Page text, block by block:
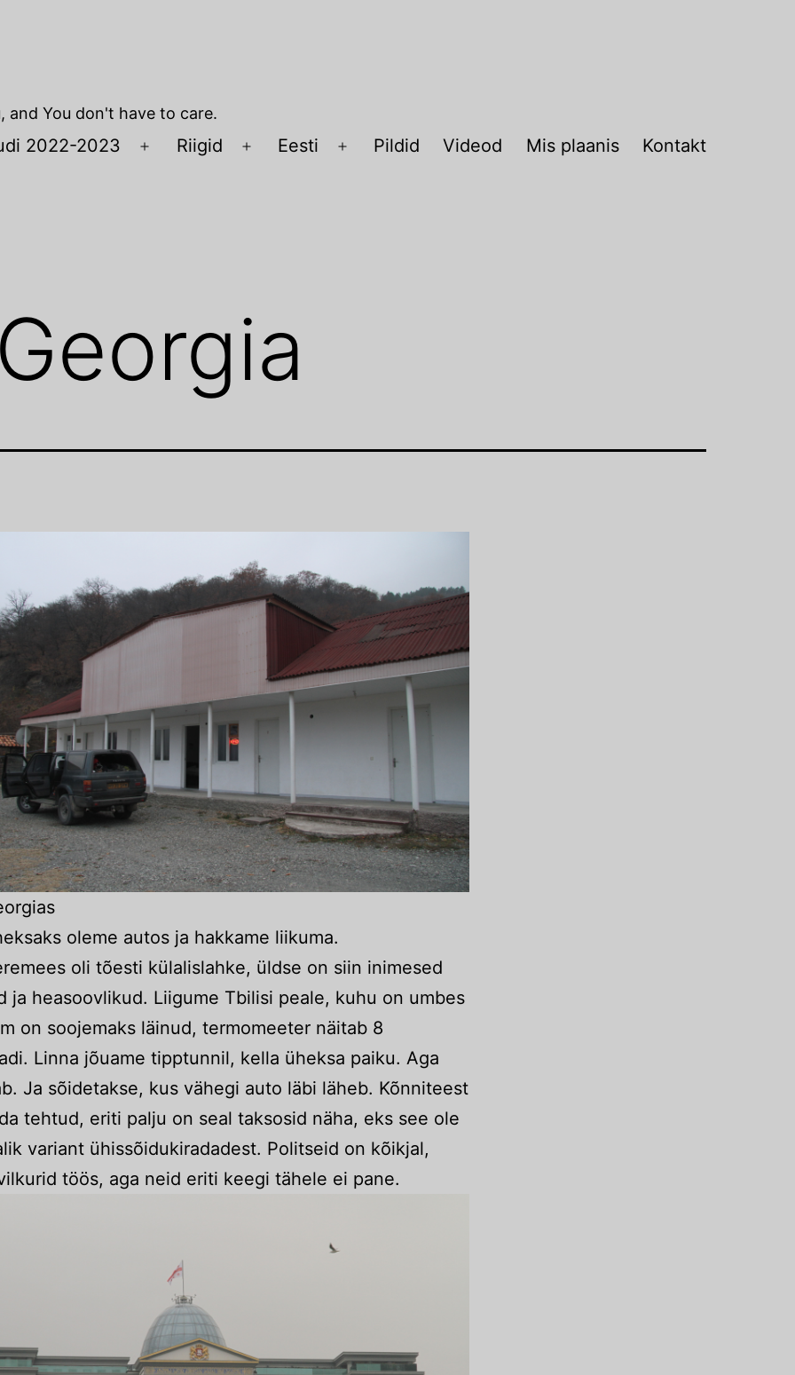
and You don't have to care.
2022-2023
Open
Riigid
Open
Eesti
Open
Pildid Videod Mis plaanis Kontakt
oleme autos ja hakkame liikuma.
oli tõesti külalislahke, üldse on siin inimesed
ja heasoovlikud. Liigume Tbilisi peale, kuhu on umbes
on soojemaks läinud, termomeeter näitab 8
Linna jõuame tipptunnil, kella üheksa paiku. Aga
Ja sõidetakse, kus vähegi auto läbi läheb. Kõnniteest
tehtud, eriti palju on seal taksosid näha, eks see ole
variant ühissõidukiradadest. Politseid on kõikjal,
töös, aga neid eriti keegi tähele ei pane.